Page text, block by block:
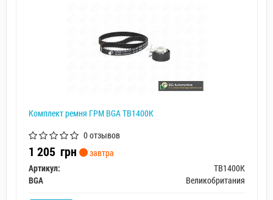
Комплект ремня ГРМ BGA TB1400K
0 отзывов
1 205 грн
завтра
Артикул:
TB1400K
BGA
Великобритания